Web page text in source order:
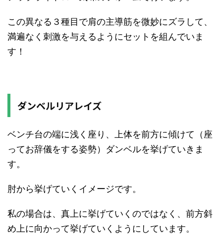
この異なる３種目で肩の主導筋を微妙にズラして、
満遍なく刺激を与えるようにセットを組んでいま
す！
ダンベルリアレイズ
ベンチ台の端に浅く座り、上体を前方に傾けて（座
ってお辞儀をする姿勢）ダンベルを挙げていきま
す。
肘から挙げていくイメージです。
私の場合は、真上に挙げていくのではなく、前方斜
め上に向かって挙げていくようにしています。